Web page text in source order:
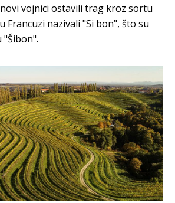
vojnici ostavili trag kroz sortu
Francuzi nazivali "Si bon", što su